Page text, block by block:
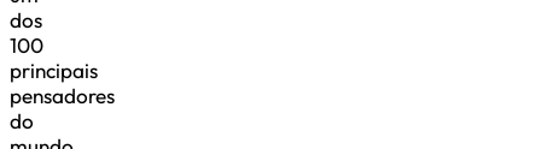
dos
100
principais
pensadores
do